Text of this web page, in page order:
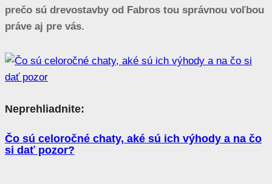
prečo sú drevostavby od Fabros tou správnou voľbou
práve aj pre vás.
Neprehliadnite:
Čo sú celoročné chaty, aké sú ich výhody a na čo
si dať pozor?